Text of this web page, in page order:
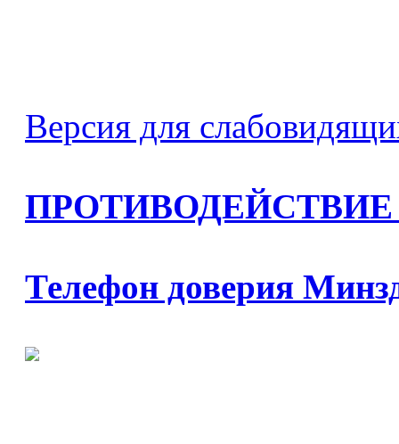
Версия для
Телефон доверия